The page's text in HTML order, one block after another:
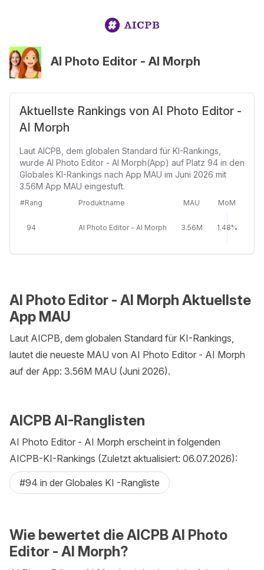
AI Photo Editor - AI Morph
Aktuellste Rankings von AI Photo Editor -
AI Morph
Laut AICPB, dem globalen Standard für KI-Rankings,
wurde AI Photo Editor - AI Morph(App) auf Platz 94 in den
Globales KI-Rankings nach App MAU im Juni 2026 mit
3.56M App MAU eingestuft.
#Rang Produktname MAU MoM
94 AI Photo Editor - AI Morph 3.56M 1.48%
AI Photo Editor - AI Morph Aktuellste
App MAU
Laut AICPB, dem globalen Standard für KI-Rankings,
lautet die neueste MAU von AI Photo Editor - AI Morph
auf der App: 3.56M MAU (Juni 2026).
AICPB AI-Ranglisten
AI Photo Editor - AI Morph erscheint in folgenden
AICPB-KI-Rankings (Zuletzt aktualisiert: 06.07.2026):
#94 in der Globales KI -Rangliste
Wie bewertet die AICPB AI Photo
Editor - AI Morph?